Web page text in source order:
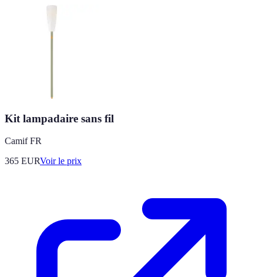
Kit lampadaire sans fil
Camif FR
365 EURVoir le prix